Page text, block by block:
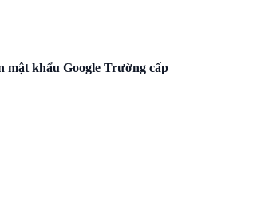
mật khẩu Google Trường cấp